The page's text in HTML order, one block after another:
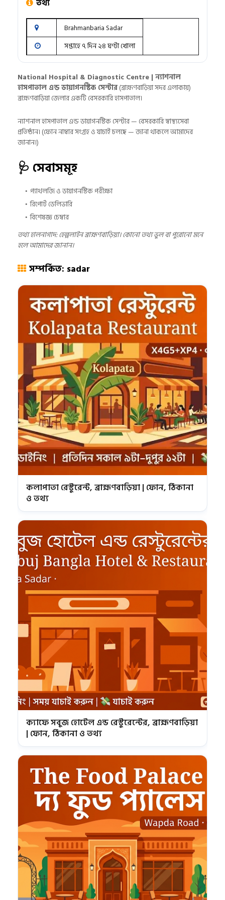
তথ্য
Brahmanbaria Sadar
সপ্তাহে ৭ দিন ২৪ ঘণ্টা খোলা
National Hospital & Diagnostic Centre | ন্যাশনাল
হাসপাতাল এন্ড ডায়াগনস্টিক সেন্টার(ব্রাহ্মণবাড়িয়া সদর এলাকায়)
ব্রাহ্মণবাড়িয়া জেলার একটি বেসরকারি হাসপাতাল।
ন্যাশনাল হাসপাতাল এন্ড ডায়াগনস্টিক সেন্টার — বেসরকারি স্বাস্থ্যসেবা
প্রতিষ্ঠান। (ফোন নাম্বার সংগ্রহ ও যাচাই চলছে — জানা থাকলে আমাদের
জানান।)
🩺 সেবাসমূহ
প্যাথলজি ও ডায়াগনস্টিক পরীক্ষা
রিপোর্ট ডেলিভারি
বিশেষজ্ঞ চেম্বার
তথ্য হালনাগাদ: হেল্পলাইন ব্রাহ্মণবাড়িয়া। কোনো তথ্য ভুল বা পুরোনো মনে
হলে আমাদের জানান।
সম্পর্কিত: sadar
কলাপাতা রেস্টুরেন্ট, ব্রাহ্মণবাড়িয়া | ফোন, ঠিকানা
ও তথ্য
ক্যাফে সবুজ হোটেল এন্ড রেস্টুরেন্টের, ব্রাহ্মণবাড়িয়া
| ফোন, ঠিকানা ও তথ্য